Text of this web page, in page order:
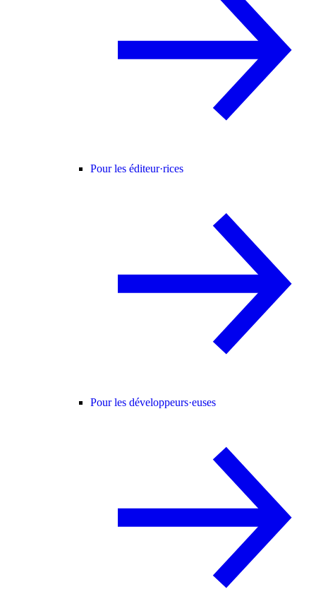
Pour les éditeur·rices
Pour les développeurs·euses